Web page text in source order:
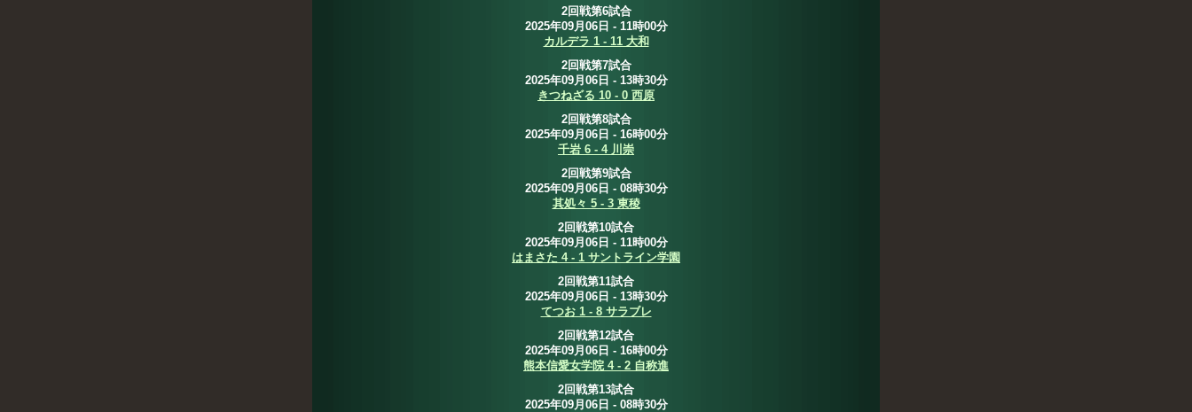
2回戦第6試合
2025年09月06日 - 11時00分
カルデラ 1 - 11 大和
2回戦第7試合
2025年09月06日 - 13時30分
きつねざる 10 - 0 西原
2回戦第8試合
2025年09月06日 - 16時00分
千岩 6 - 4 川崇
2回戦第9試合
2025年09月06日 - 08時30分
其処々 5 - 3 東稜
2回戦第10試合
2025年09月06日 - 11時00分
はまさた 4 - 1 サントライン学園
2回戦第11試合
2025年09月06日 - 13時30分
てつお 1 - 8 サラブレ
2回戦第12試合
2025年09月06日 - 16時00分
熊本信愛女学院 4 - 2 自称進
2回戦第13試合
2025年09月06日 - 08時30分